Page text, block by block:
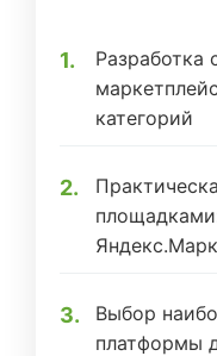
Разработка
категорий
Выбор
платформы